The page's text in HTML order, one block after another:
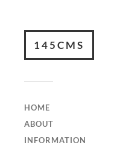
145CMS
HOME
ABOUT
INFORMATION